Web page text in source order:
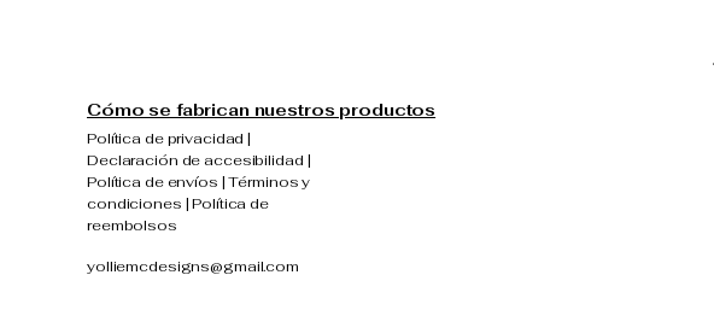
Cómo se fabrican nuestros productos
Política de privacidad |
Declaración de accesibilidad |
Política de envíos | Términos y
condiciones | Política de
reembolsos
yolliemcdesigns@gmail.com